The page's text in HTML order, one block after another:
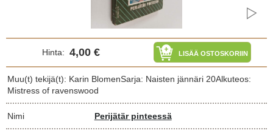
Hinta: 4,00 € LISÄÄ OSTOSKORIIN
Muu(t) tekijä(t): Karin BlomenSarja: Naisten jännäri 20Alkuteos:
Mistress of ravenswood
Nimi Perijätär pinteessä